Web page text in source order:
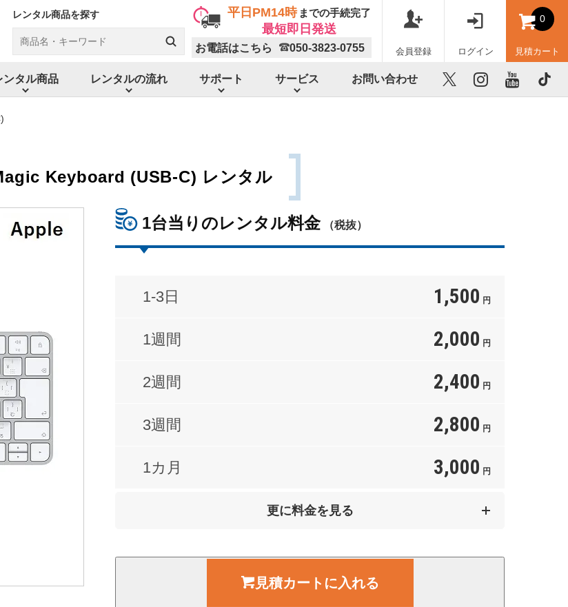
レンタル商品を探す 平日PM14時 までの手続完了
最短即日発送
お電話はこちら 050-3823-0755 会員登録 ログイン
0
見積カート
ンタル商品 レンタルの流れ サポート サービス お問い合わせ X instagram youtube TikTok
Keyboard (USB-C) レンタル
1台当りのレンタル料金 （税抜）
1-3日 1,500 円
1週間 2,000 円
2週間 2,400 円
3週間 2,800 円
1カ月 3,000 円
円
3カ月 7,000 円
更に料金を見る
見積カートに入れる